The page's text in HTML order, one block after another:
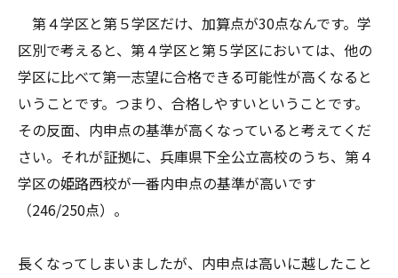
第４学区と第５学区だけ、加算点が30点なんです。学
区別で考えると、第４学区と第５学区においては、他の
学区に比べて第一志望に合格できる可能性が高くなると
いうことです。つまり、合格しやすいということです。
その反面、内申点の基準が高くなっていると考えてくだ
さい。それが証拠に、兵庫県下全公立高校のうち、第４
学区の姫路西校が一番内申点の基準が高いです
（246/250点）。
長くなってしまいましたが、内申点は高いに越したこと